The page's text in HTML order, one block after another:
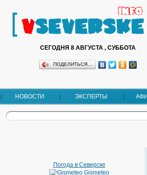
СЕГОДНЯ 8 АВГУСТА , СУББОТА
ПОДЕЛИТЬСЯ…
НОВОСТИ ЭКСПЕРТЫ
Погода в Северске
Gismeteo